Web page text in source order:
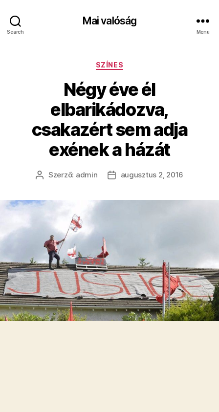
Search
Mai valóság
Menü
Kategóriák
SZÍNES
Négy éve él
elbarikádozva,
csakazért sem adja
exének a házát
Bejegyzés
Szerző: admin
Bejegyzés
augusztus 2, 2016